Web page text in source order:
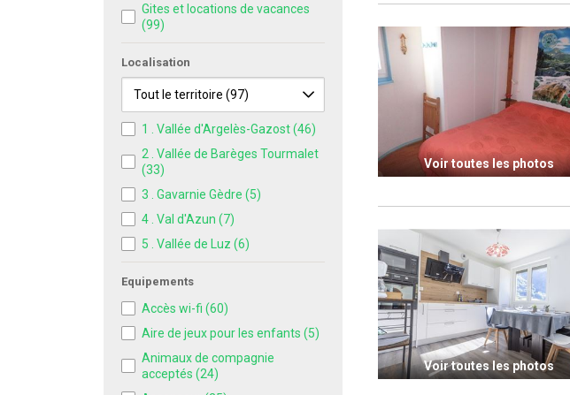
Voir toutes les photos
Voir toutes les photos
Gites et locations de vacances
(99)
Localisation
1 . Vallée d'Argelès-Gazost(46)
2 . Vallée de Barèges Tourmalet
(33)
3 . Gavarnie Gèdre (5)
4 . Val d'Azun (7)
5 . Vallée de Luz (6)
Equipements
Accès wi-fi (60)
Aire de jeux pour les enfants (5)
Animaux de compagnie
acceptés (24)